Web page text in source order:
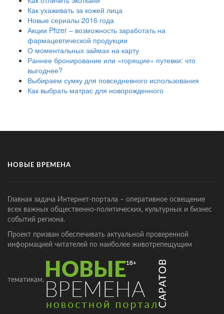
Как ухаживать за кожей лица
Новые сериалы 2016 года
Акции Pfizer – возможность заработать на
фармацевтической продукции
О моментальных займах на карту
Раннее бронирование или «горящие» путевки: что
выгоднее?
Выбираем сумку для повседневного использования
Как выбрать матрас для новорожденного
НОВЫЕ ВРЕМЕНА
Главная задача Интернет-портала – оперативное освещение
всех важных общественно-политических, культурных и бизнес
событий региона.
Проект призван обеспечивать актуальной проверенной
информацией читателей по наиболее животрепещущим
тематикам.